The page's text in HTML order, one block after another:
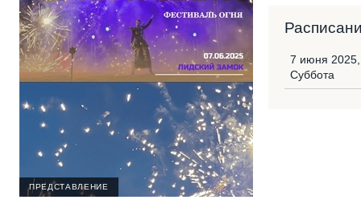
ПРЕДСТАВЛЕНИЕ
7 июня 2025,
Суббота